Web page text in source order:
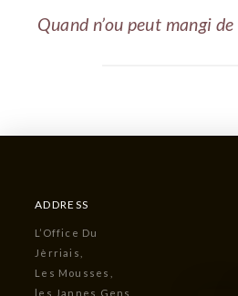
Quand n’ou peut mangi de
ADDRESS
L’Office Du
Jèrriais,
Les Mousses,
les Jannes Gens,